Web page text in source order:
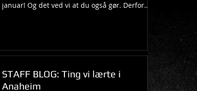
januar! Og det ved vi at du også gør. Derfor
STAFF BLOG: Ting vi lærte i
Anaheim